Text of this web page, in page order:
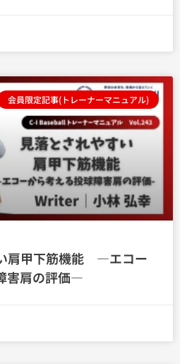
会員限定記事(トレーナーマニュアル)
肩甲下筋機能 ―エコー
害肩の評価―